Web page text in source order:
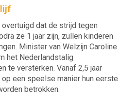
dat de strijd tegen
ze 1 jaar zijn, zullen kinderen
Minister van Welzijn Caroline
het Nederlandstalig
te versterken. Vanaf 2,5 jaar
een speelse manier hun eerste
betrokken.